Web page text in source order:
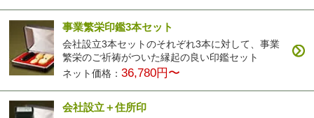
事業繁栄印鑑3本セット
会社設立3本セットのそれぞれ3本に対して、事業
繁栄のご祈祷がついた縁起の良い印鑑セット
ネット価格：36,780円〜
会社設立＋住所印